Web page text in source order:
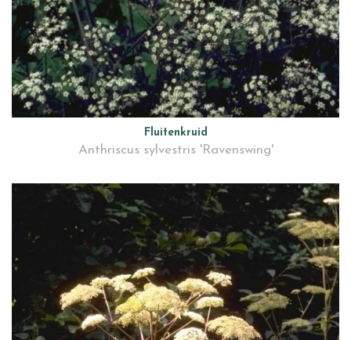
Fluitenkruid
Anthriscus sylvestris 'Ravenswing'